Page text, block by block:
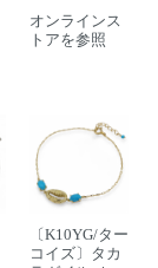
オンラインス
トアを参照
〔K10YG/ター
コイズ〕タカ